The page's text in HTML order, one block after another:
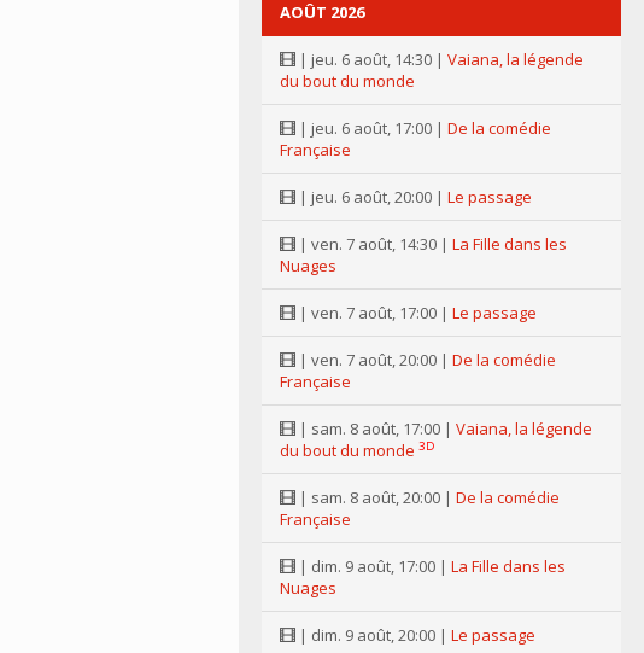
AOÛT 2026
| jeu. 6 août, 14:30 | Vaiana, la légende
du bout du monde
| jeu. 6 août, 17:00 | De la comédie
Française
| jeu. 6 août, 20:00 | Le passage
| ven. 7 août, 14:30 | La Fille dans les
Nuages
| ven. 7 août, 17:00 | Le passage
| ven. 7 août, 20:00 | De la comédie
Française
| sam. 8 août, 17:00 | Vaiana, la légende
du bout du monde 3D
| sam. 8 août, 20:00 | De la comédie
Française
| dim. 9 août, 17:00 | La Fille dans les
Nuages
| dim. 9 août, 20:00 | Le passage